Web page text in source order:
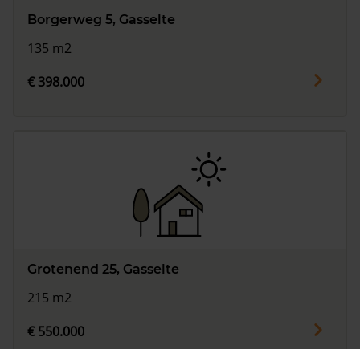
Borgerweg 5, Gasselte
135 m2
€ 398.000
Grotenend 25, Gasselte
215 m2
€ 550.000